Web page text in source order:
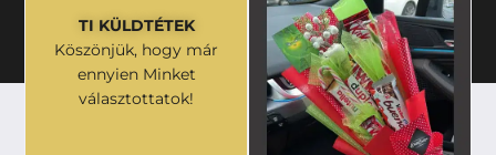
TI KÜLDTÉTEK
Köszönjük, hogy már
ennyien Minket
választottatok!